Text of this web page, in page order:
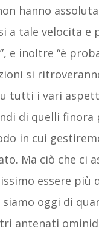
hanno
a tale velocita e
e inoltre “è
si
tutti i vari
di quelli finora
in cui
Ma ciò che ci
essere più
siamo oggi di
antenati